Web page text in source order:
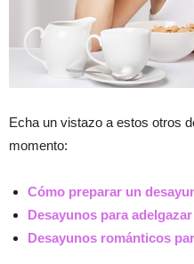
Echa un vistazo a estos otros
momento:
Cómo preparar un
Desayunos para adelgazar
Desayunos románticos